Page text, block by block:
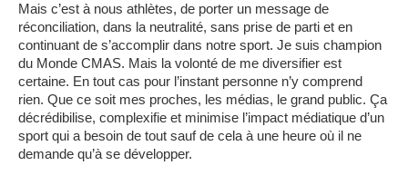
Mais c’est à nous athlètes, de porter un message de
réconciliation, dans la neutralité, sans prise de parti et en
continuant de s’accomplir dans notre sport. Je suis champion
du Monde CMAS. Mais la volonté de me diversifier est
certaine. En tout cas pour l’instant personne n’y comprend
rien. Que ce soit mes proches, les médias, le grand public. Ça
décrédibilise, complexifie et minimise l’impact médiatique d’un
sport qui a besoin de tout sauf de cela à une heure où il ne
demande qu’à se développer.